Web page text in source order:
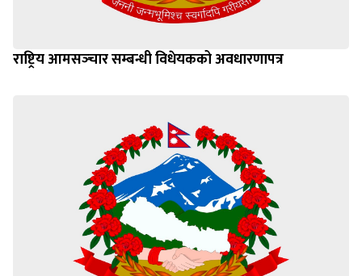
राष्ट्रिय आमसञ्‍चार सम्बन्धी विधेयकको अवधारणापत्र